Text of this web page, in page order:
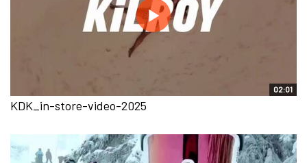
02:01
KDK_in-store-video-2025